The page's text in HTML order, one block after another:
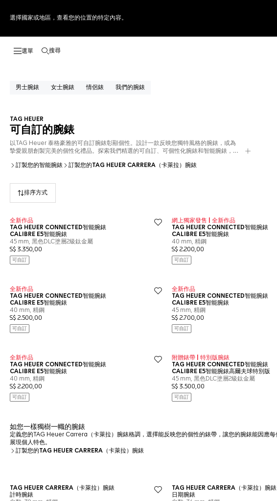
選擇國家或地區，查看您的位置的特定內容。
開啟搜尋
搜尋